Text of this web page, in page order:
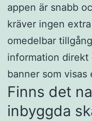
appen är snabb
kräver ingen
omedelbar
information direkt
banner som visas
Finns det
inbyggda